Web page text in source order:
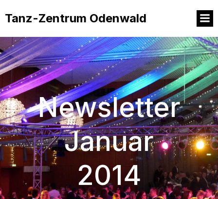
Tanz-Zentrum Odenwald
Newsletter
Januar
2014